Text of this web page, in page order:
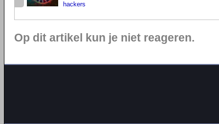
hackers
Op dit artikel kun je niet reageren.